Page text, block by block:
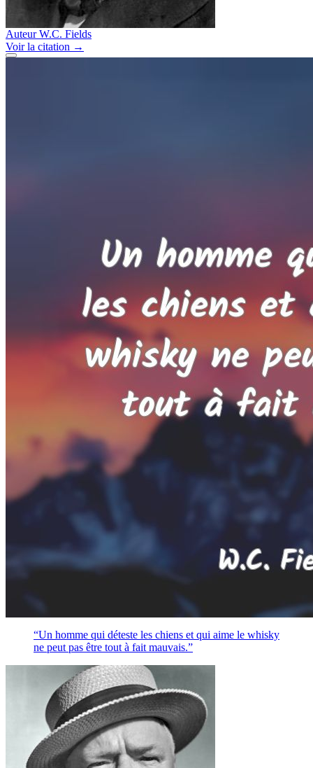
Auteur W.C. Fields
Voirla citation →
“Un homme qui déteste les chiens et qui aime le whisky
ne peut pas être tout à fait mauvais.”